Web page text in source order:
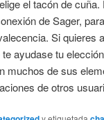
el tacón de
de Sager,
Si quieres
ayudase tu
muchos de sus
de otros